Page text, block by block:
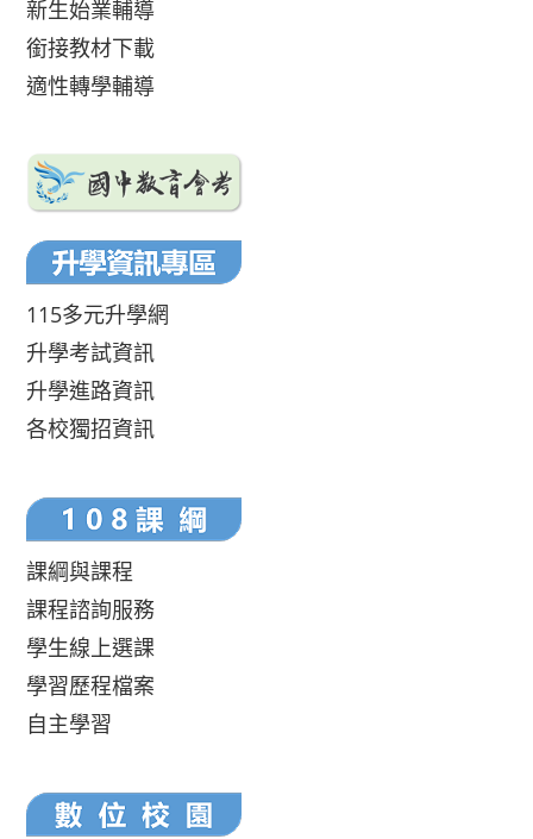
新生始業輔導
銜接教材下載
適性轉學輔導
115多元升學網
升學考試資訊
升學進路資訊
各校獨招資訊
課綱與課程
課程諮詢服務
學生線上選課
學習歷程檔案
自主學習